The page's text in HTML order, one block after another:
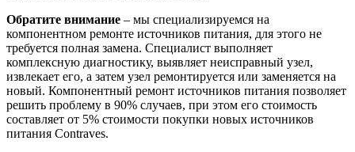
Обратите внимание – мы специализируемся на
компонентном ремонте источников питания, для этого не
требуется полная замена. Специалист выполняет
комплексную диагностику, выявляет неисправный узел,
извлекает его, а затем узел ремонтируется или заменяется на
новый. Компонентный ремонт источников питания позволяет
решить проблему в 90% случаев, при этом его стоимость
составляет от 5% стоимости покупки новых источников
питания Contraves.